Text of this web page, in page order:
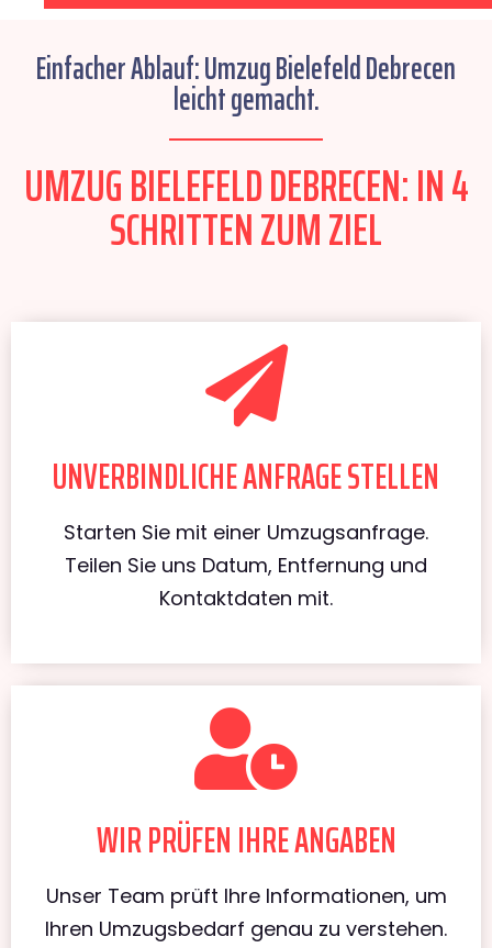
Einfacher Ablauf: Umzug Bielefeld Debrecen
leicht gemacht.
UMZUG BIELEFELD DEBRECEN: IN 4
SCHRITTEN ZUM ZIEL
UNVERBINDLICHE ANFRAGE STELLEN
Starten Sie mit einer Umzugsanfrage.
Teilen Sie uns Datum, Entfernung und
Kontaktdaten mit.
WIR PRÜFEN IHRE ANGABEN
Unser Team prüft Ihre Informationen, um
Ihren Umzugsbedarf genau zu verstehen.